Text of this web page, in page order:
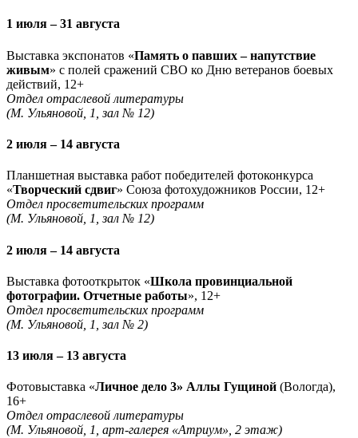
1 июля – 31 августа
Выставка экспонатов «Память о павших – напутствие
живым» с полей сражений СВО ко Дню ветеранов боевых
действий, 12+
Отдел отраслевой литературы
(М. Ульяновой, 1, зал № 12)
2 июля – 14 августа
Планшетная выставка работ победителей фотоконкурса
«Творческий сдвиг» Союза фотохудожников России, 12+
Отдел просветительских программ
(М. Ульяновой, 1, зал № 12)
2 июля – 14 августа
Выставка фотооткрыток «Школа провинциальной
фотографии. Отчетные работы», 12+
Отдел просветительских программ
(М. Ульяновой, 1, зал № 2)
13 июля – 13 августа
Фотовыставка «Личное дело 3» Аллы Гущиной (Вологда),
16+
Отдел отраслевой литературы
(М. Ульяновой, 1, арт-галерея «Атриум», 2 этаж)